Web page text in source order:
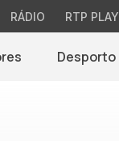
RÁDIO RTP PLAY
Desporto